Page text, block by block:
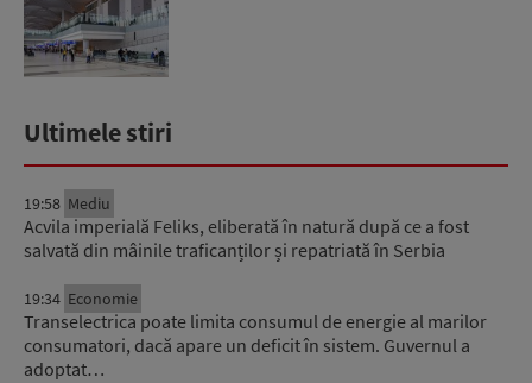
Ultimele stiri
19:58 Mediu
Acvila imperială Feliks, eliberată în natură după ce a fost
salvată din mâinile traficanților și repatriată în Serbia
19:34 Economie
Transelectrica poate limita consumul de energie al marilor
consumatori, dacă apare un deficit în sistem. Guvernul a
adoptat…